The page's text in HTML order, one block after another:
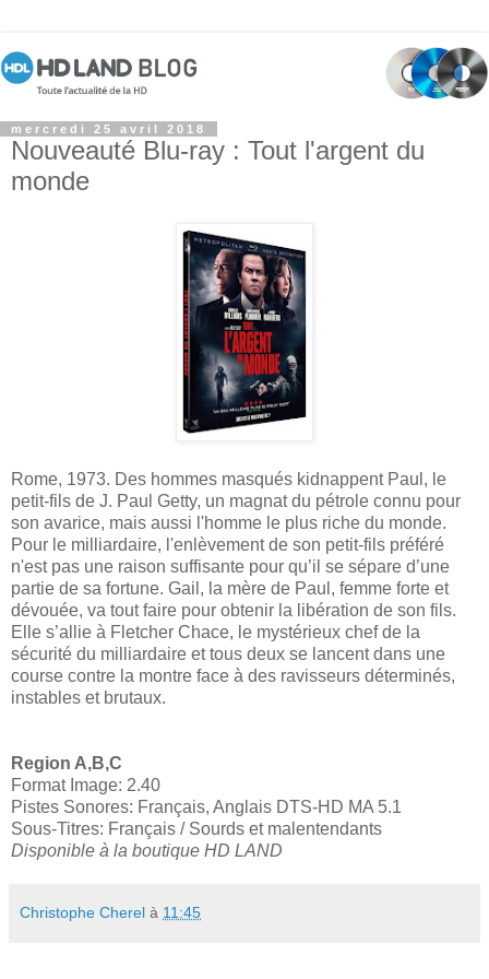
mercredi 25 avril 2018
Nouveauté Blu-ray : Tout l'argent du
monde
Rome, 1973. Des hommes masqués kidnappent Paul, le
petit-fils de J. Paul Getty, un magnat du pétrole connu pour
son avarice, mais aussi l'homme le plus riche du monde.
Pour le milliardaire, l'enlèvement de son petit-fils préféré
n'est pas une raison suffisante pour qu’il se sépare d’une
partie de sa fortune. Gail, la mère de Paul, femme forte et
dévouée, va tout faire pour obtenir la libération de son fils.
Elle s’allie à Fletcher Chace, le mystérieux chef de la
sécurité du milliardaire et tous deux se lancent dans une
course contre la montre face à des ravisseurs déterminés,
instables et brutaux.
Region A,B,C
Format Image: 2.40
Pistes Sonores: Français, Anglais DTS-HD MA 5.1
Sous-Titres: Français / Sourds et malentendants
Disponible à la boutique HD LAND
Christophe Cherel à 11:45